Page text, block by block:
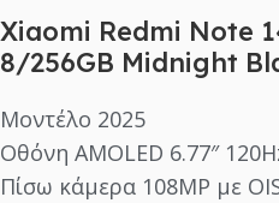
Xiaomi Redmi Note
8/256GB Midnight
Μοντέλο 2025
Οθόνη AMOLED 6.77″
Πίσω κάμερα 108MP με